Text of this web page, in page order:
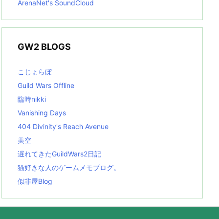
ArenaNet's SoundCloud
GW2 BLOGS
こじょらぼ
Guild Wars Offline
臨時nikki
Vanishing Days
404 Divinity's Reach Avenue
美空
遅れてきたGuildWars2日記
猫好きな人のゲームメモブログ。
似非屋Blog